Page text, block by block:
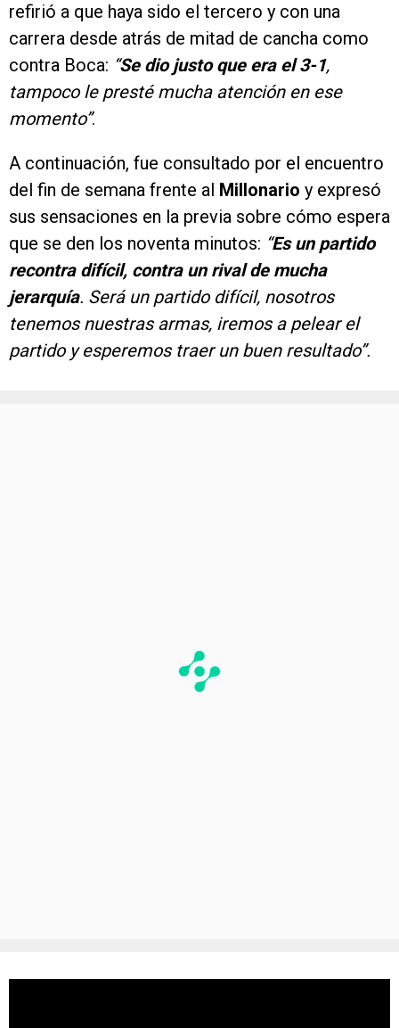
refirió a que haya sido el tercero y con una
carrera desde atrás de mitad de cancha como
contra Boca: “Se dio justo que era el 3-1,
tampoco le presté mucha atención en ese
momento”.
A continuación, fue consultado por el encuentro
del fin de semana frente al Millonario y expresó
sus sensaciones en la previa sobre cómo espera
que se den los noventa minutos: “Es un partido
recontra difícil, contra un rival de mucha
jerarquía. Será un partido difícil, nosotros
tenemos nuestras armas, iremos a pelear el
partido y esperemos traer un buen resultado”.